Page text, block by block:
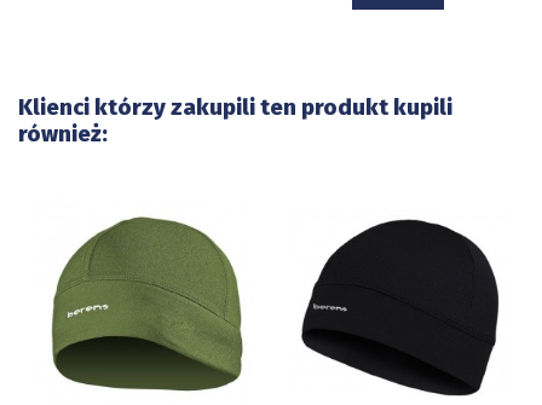
Klienci którzy zakupili ten produkt kupili
również: